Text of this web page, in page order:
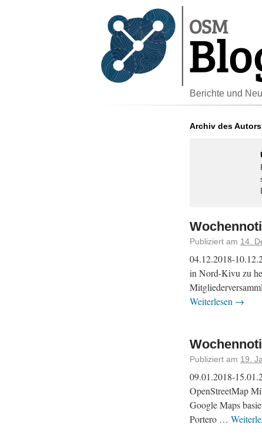
Berichte und
Archiv des
Publiziert am 14.
04.12.2018-
in Nord-Kivu zu
Weiterlesen →
Publiziert am 19.
09.01.2018-
OpenStreetMap
Google Maps
Portero …